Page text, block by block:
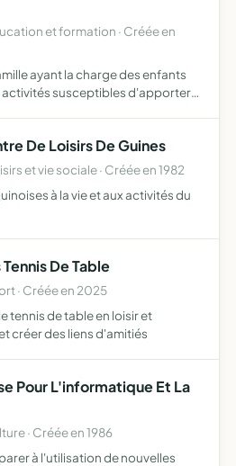
et formation · Créée en
ayant la charge des enfants
activités susceptibles d'apporter
De Loisirs De Guines
et vie sociale · Créée en 1982
à la vie et aux activités du
De Table
· Créée en 2025
tennis de table en loisir et
créer des liens d'amitiés
Pour L'informatique Et La
· Créée en 1986
à l'utilisation de nouvelles